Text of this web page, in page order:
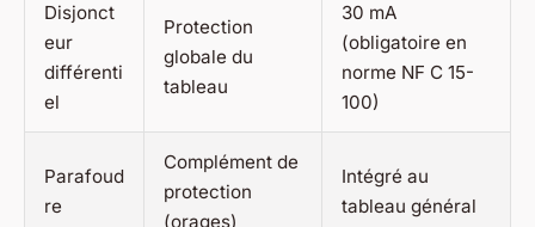
Disjonct
eur
différenti
el
Protection
globale du
tableau
30 mA
(obligatoire en
norme NF C 15-
100)
Parafoud
re
Complément de
protection
(orages)
Intégré au
tableau général